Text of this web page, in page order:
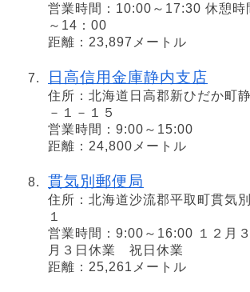
営業時間：10:00～17:30 休憩時
～14：00
距離：23,897メートル
日高信用金庫静内支店
住所：北海道日高郡新ひだか町静
－１－１５
営業時間：9:00～15:00
距離：24,800メートル
貫気別郵便局
住所：北海道沙流郡平取町貫気
１
営業時間：9:00～16:00 １２月３
月３日休業 祝日休業
距離：25,261メートル